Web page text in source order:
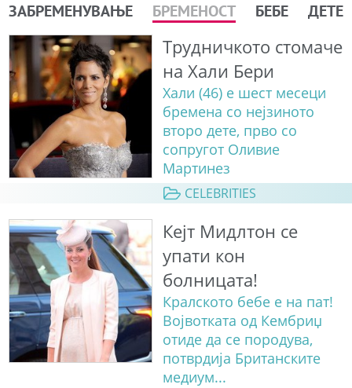
ЗАБРЕМЕНУВАЊЕ БРЕМЕНОСТ БЕБЕ ДЕТЕ
Трудничкото стомаче
на Хали Бери
Хали (46) е шест месеци
бремена со нејзиното
второ дете, прво со
сопругот Оливие
Мартинез
CELEBRITIES
Кејт Мидлтон се
упати кон
болницата!
Кралското бебе е на пат!
Војвотката од Кембриџ
отиде да се породува,
потврдија Британските
медиум...